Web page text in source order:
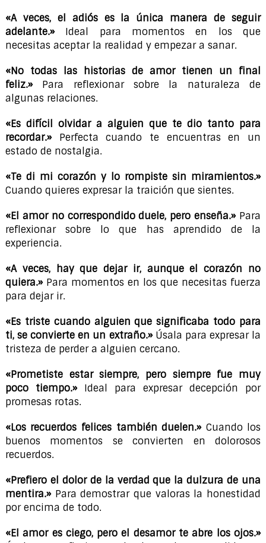
«A veces, el adiós es la única manera de seguir
adelante.»Ideal para momentos en los que
necesitas aceptar la realidad y empezar a sanar.
«No todas las historias de amor tienen un final
feliz.»Para reflexionar sobre la naturaleza de
algunas relaciones.
«Es difícil olvidar a alguien que te dio tanto para
recordar.»Perfecta cuando te encuentras en un
estado de nostalgia.
«Te di mi corazón y lo rompiste sin miramientos.»
Cuando quieres expresar la traición que sientes.
«El amor no correspondido duele, pero enseña.»Para
reflexionar sobre lo que has aprendido de la
experiencia.
«A veces, hay que dejar ir, aunque el corazón no
quiera.»Para momentos en los que necesitas fuerza
para dejar ir.
«Es triste cuando alguien que significaba todo para
ti, se convierte en un extraño.»Úsala para expresar la
tristeza de perder a alguien cercano.
«Prometiste estar siempre, pero siempre fue muy
poco tiempo.»Ideal para expresar decepción por
promesas rotas.
«Los recuerdos felices también duelen.»Cuando los
buenos momentos se convierten en dolorosos
recuerdos.
«Prefiero el dolor de la verdad que la dulzura de una
mentira.»Para demostrar que valoras la honestidad
por encima de todo.
«El amor es ciego, pero el desamor te abre los ojos.»